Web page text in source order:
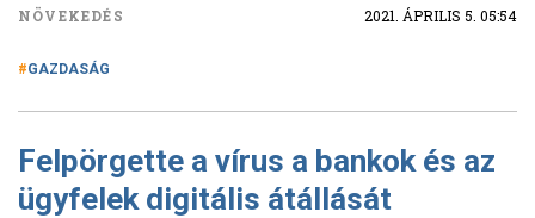
NÖVEKEDÉS 2021. ÁPRILIS 5. 05:54
GAZDASÁG
Felpörgette a vírus a bankok és az
ügyfelek digitális átállását